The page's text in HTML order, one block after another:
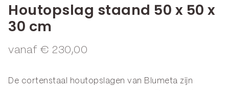
Houtopslag staand 50 x 50 x
30 cm
vanaf € 230,00
De cortenstaal houtopslagen van Blumeta zijn